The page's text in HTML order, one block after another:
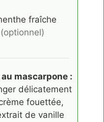
fraîche
mascarpone :
délicatement
fouettée,
de vanille